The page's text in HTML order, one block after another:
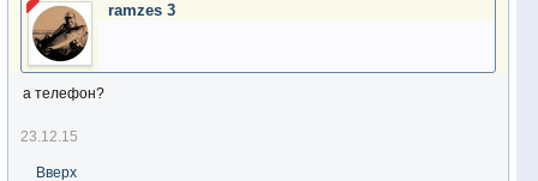
ramzes 3
а телефон?
23.12.15
Вверх